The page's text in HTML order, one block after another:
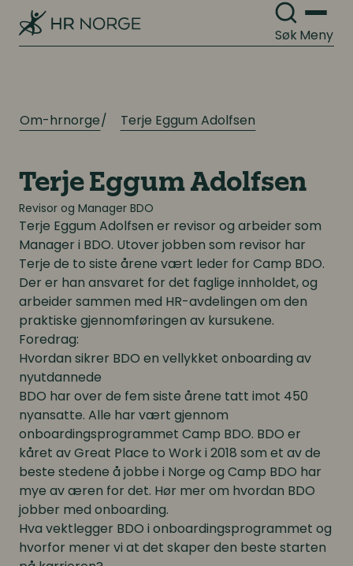
SøkMeny
Digitale løsninger innen HR
Digitalisering
Digitale løsninger innen HR
Om-hrnorge Terje Eggum Adolfsen
Terje Eggum Adolfsen
Revisor og Manager BDO
Terje Eggum Adolfsen er revisor og arbeider som
Manager i BDO. Utover jobben som revisor har
Terje de to siste årene vært leder for Camp BDO.
Der er han ansvaret for det faglige innholdet, og
arbeider sammen med HR-avdelingen om den
praktiske gjennomføringen av kursukene.
Foredrag:
Hvordan sikrer BDO en vellykket onboarding av
nyutdannede
BDO har over de fem siste årene tatt imot 450
nyansatte. Alle har vært gjennom
onboardingsprogrammet Camp BDO. BDO er
kåret av Great Place to Work i 2018 som et av de
beste stedene å jobbe i Norge og Camp BDO har
mye av æren for det. Hør mer om hvordan BDO
jobber med onboarding.
Hva vektlegger BDO i onboardingsprogrammet og
hvorfor mener vi at det skaper den beste starten